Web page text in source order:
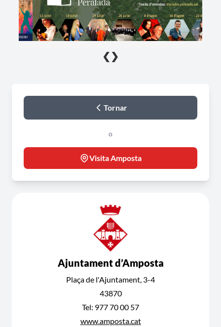
❮ ❯
Tornar
o
Visita Amposta
Ajuntament d’Amposta
Plaça de l'Ajuntament, 3-4
43870
Tel: 977 70 00 57
www.amposta.cat